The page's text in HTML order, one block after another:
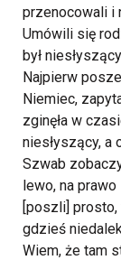
przenocowali i
Umówili się
był
Najpierw
Niemiec,
zginęła w
niesłyszący, a
Szwab
lewo, na
[poszli]
gdzieś
Wiem, że tam